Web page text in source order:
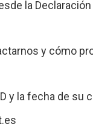
la
y cómo
y la fecha de su